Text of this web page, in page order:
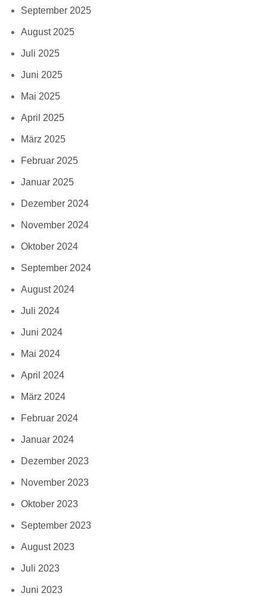
September 2025
August 2025
Juli 2025
Juni 2025
Mai 2025
April 2025
März 2025
Februar 2025
Januar 2025
Dezember 2024
November 2024
Oktober 2024
September 2024
August 2024
Juli 2024
Juni 2024
Mai 2024
April 2024
März 2024
Februar 2024
Januar 2024
Dezember 2023
November 2023
Oktober 2023
September 2023
August 2023
Juli 2023
Juni 2023